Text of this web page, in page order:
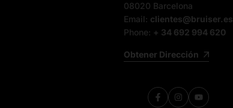
08020 Barcelona
Email: clientes@bruiser.es
Phone: + 34 692 994 620
Obtener Dirección
FacebookInstagramYouTube